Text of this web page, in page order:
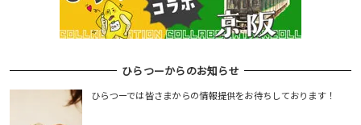
ひらつーからのお知らせ
ひらつーでは皆さまからの情報提供をお待ちしております！